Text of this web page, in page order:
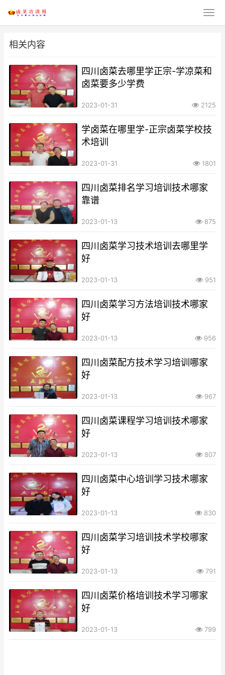
相关内容
四川卤菜去哪里学正宗-学凉菜和
卤菜要多少学费
2023-01-31 2125
学卤菜在哪里学-正宗卤菜学校技
术培训
2023-01-31 1801
四川卤菜排名学习培训技术哪家
靠谱
2023-01-13 875
四川卤菜学习技术培训去哪里学
好
2023-01-13 951
四川卤菜学习方法培训技术哪家
好
2023-01-13 956
四川卤菜配方技术学习培训哪家
好
2023-01-13 967
四川卤菜课程学习培训技术哪家
好
2023-01-13 807
四川卤菜中心培训学习技术哪家
好
2023-01-13 830
四川卤菜学习培训技术学校哪家
好
2023-01-13 791
四川卤菜价格培训技术学习哪家
好
2023-01-13 799